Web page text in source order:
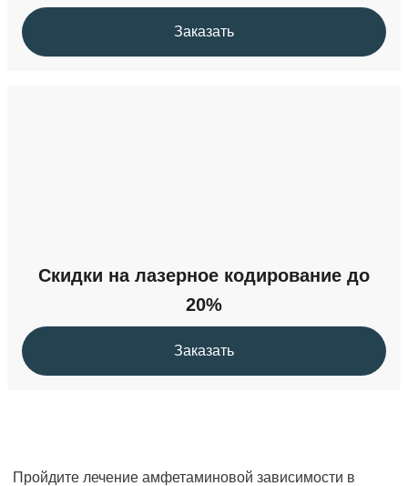
Заказать
Скидки на лазерное кодирование до
20%
Заказать
Пройдите лечение амфетаминовой зависимости в